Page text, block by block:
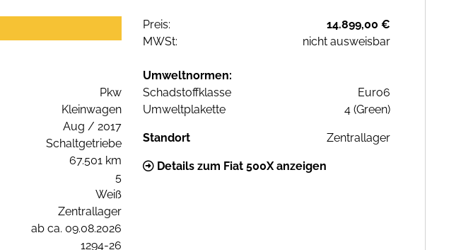
Preis:
14.899,00 €
MWSt:
nicht ausweisbar
Pkw
Kleinwagen
Aug / 2017
Schaltgetriebe
67.501 km
5
Weiß
Zentrallager
ab ca. 09.08.2026
1294-26
Umweltnormen:
Schadstoffklasse
Euro6
Umweltplakette
4 (Green)
Standort Zentrallager
Details zum Fiat 500X anzeigen